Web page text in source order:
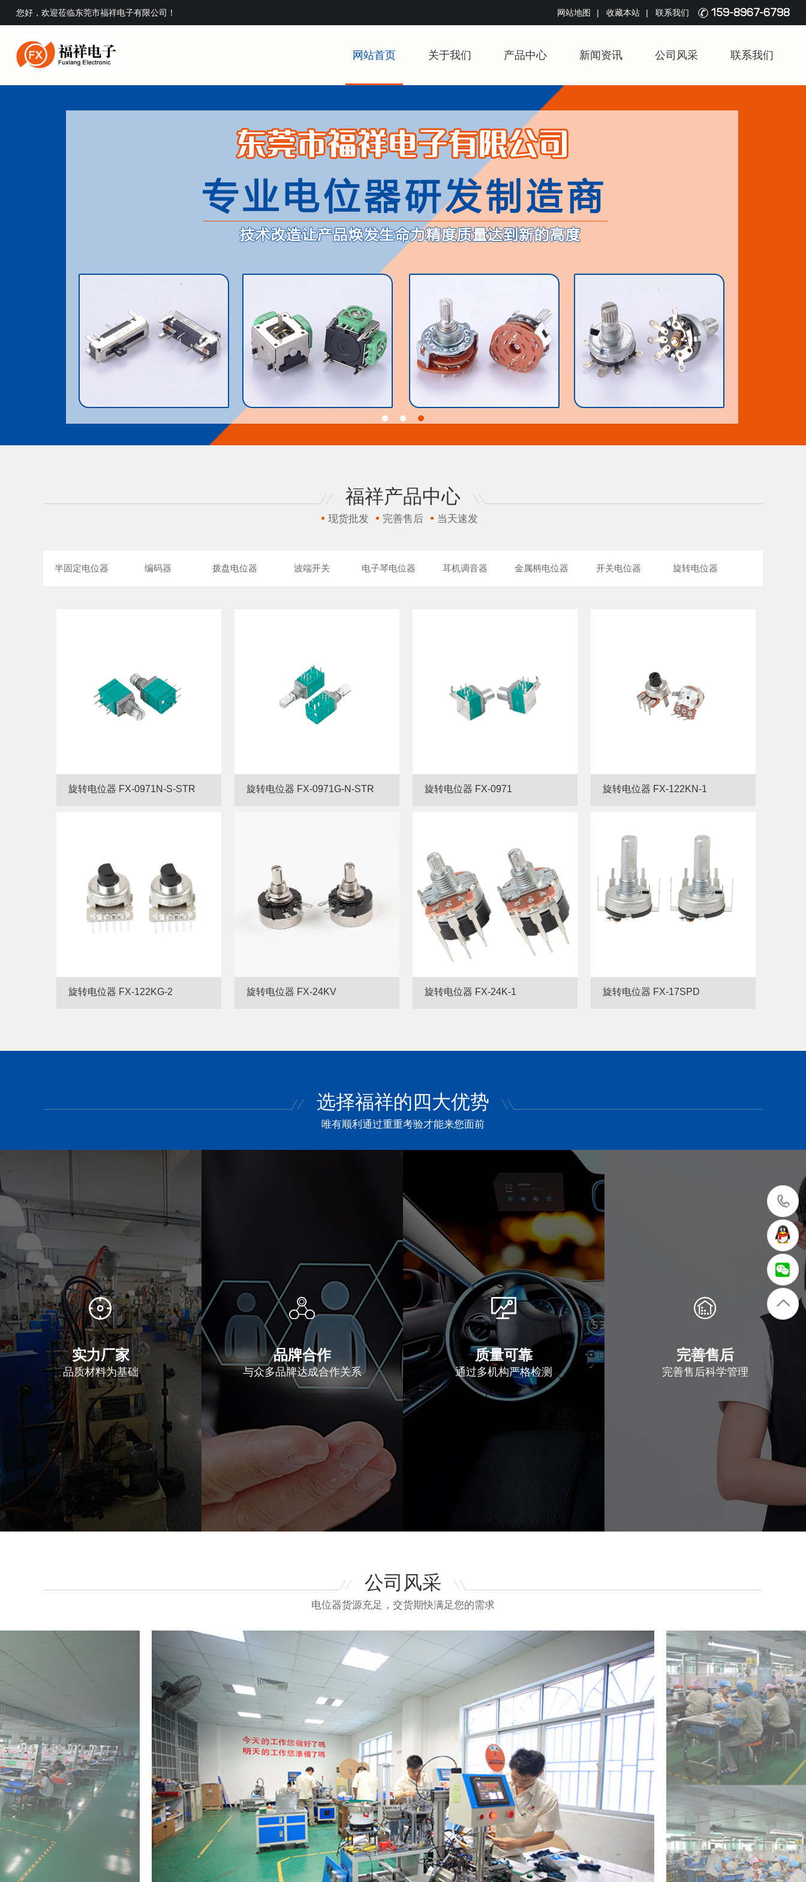
159-8967-6798
网站地图 收藏本站 联系我们
您好，欢迎莅临东莞市福祥电子有限公司！
网站首页 关于我们 产品中心 新闻资讯 公司风采 联系我们
福祥产品中心
现货批发 完善售后 当天速发
半固定电位器 编码器 拨盘电位器 波端开关 电子琴电位器 耳机调音器 金属柄电位器 开关电位器 旋转电位器
旋转电位器 FX-0971N-S-STR 旋转电位器 FX-0971G-N-STR 旋转电位器 FX-0971 旋转电位器 FX-122KN-1
旋转电位器 FX-122KG-2 旋转电位器 FX-24KV 旋转电位器 FX-24K-1 旋转电位器 FX-17SPD
选择福祥的四大优势
唯有顺利通过重重考验才能来您面前
实力厂家
品质材料为基础
品牌合作
与众多品牌达成合作关系
质量可靠
通过多机构严格检测
完善售后
完善售后科学管理
公司风采
电位器货源充足，交货期快满足您的需求